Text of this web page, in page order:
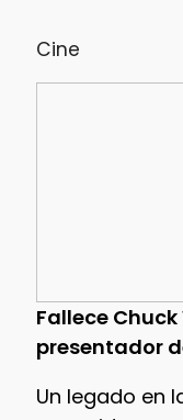
Cine
Fallece
presentador
Un legado en